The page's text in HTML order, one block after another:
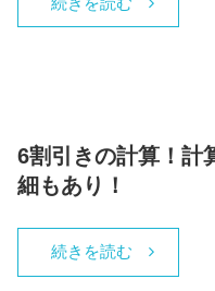
6割引きの計算！計
細もあり！
続きを読む